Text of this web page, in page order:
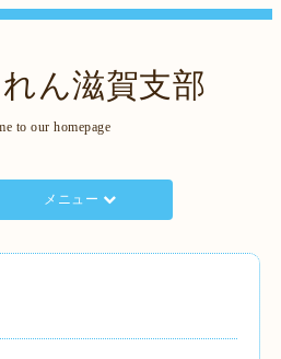
ん滋賀支部
to our homepage
メニュー